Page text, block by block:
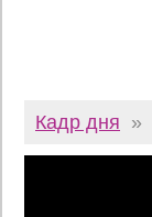
Кадр дня »